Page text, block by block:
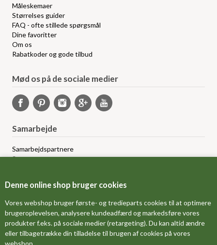
Denne online shop bruger cookies
Vores webshop bruger første- og tredieparts cookies til at optimere
brugeroplevelsen, analysere kundeadfærd og markedsføre vores
produkter f.eks. på sociale medier (retargeting). Du kan altid ændre
eller tilbagetrække din tilladelse til brugen af cookies på vores
Måleskemaer
Størrelses guider
FAQ - ofte stillede spørgsmål
Dine favoritter
Om os
Rabatkoder og gode tilbud
Mød os på de sociale medier
Samarbejde
Samarbejdspartnere
Sponsorprogram
Grossistsalg
FORSIDE